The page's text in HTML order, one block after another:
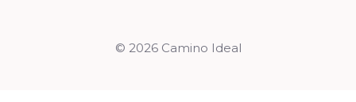
© 2026 Camino Ideal